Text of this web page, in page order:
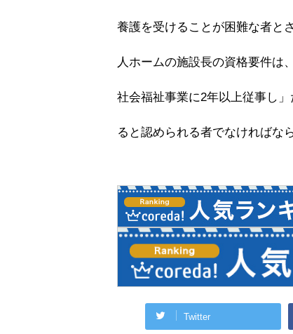
養護を受けることが困難な者と
人ホームの施設長の資格要件は、
社会福祉事業に2年以上従事し
ると認められる者でなければな
Twitter